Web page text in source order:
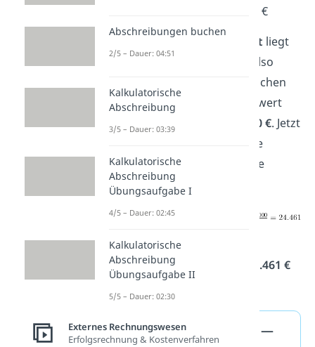
= 241.224 €
Wiederbeschaffungswert liegt
mit
nach 7 Jahren also
deutlich über dem ursprünglichen
Anschaffungspreis. Den Restwert
schätzt der Betrieb auf
70.000 €. Jetzt
musst du nur noch alles in die
Formelfür die kalkulatorische
Abschreibung einsetzen:
Du erhältst einen
Abschreibungsbetrag
24.461 €
pro Jahr.
Kalkulatorische Kosten —
Abschreibungen buchen
2/5 – Dauer: 04:51
Kalkulatorische
Abschreibung
3/5 – Dauer: 03:39
Kalkulatorische
Abschreibung
Übungsaufgabe I
4/5 – Dauer: 02:45
Kalkulatorische
Abschreibung
Übungsaufgabe II
5/5 – Dauer: 02:30
Externes Rechnungswesen
Erfolgsrechnung & Kostenverfahren